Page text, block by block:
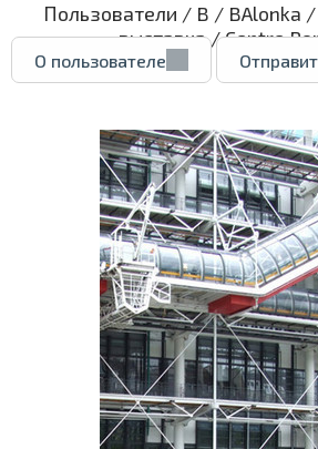
Пользователи / B / BAlonka /
выставка/ Centre
О пользователе